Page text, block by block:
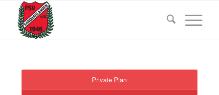
Private Plan